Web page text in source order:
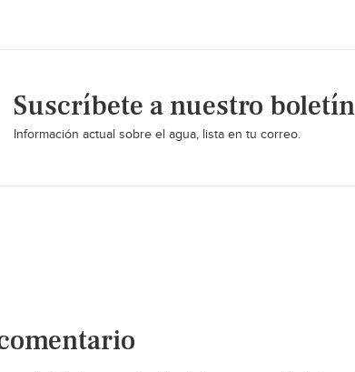
Suscríbete a nuestro boletín
Información actual sobre el agua, lista en tu correo.